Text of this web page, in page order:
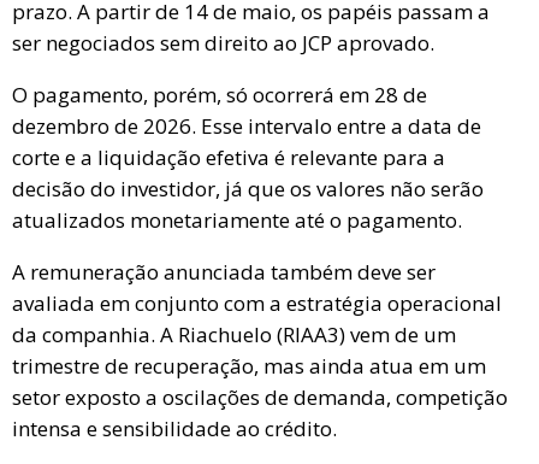
prazo. A partir de 14 de maio, os papéis passam a
ser negociados sem direito ao JCP aprovado.
O pagamento, porém, só ocorrerá em 28 de
dezembro de 2026. Esse intervalo entre a data de
corte e a liquidação efetiva é relevante para a
decisão do investidor, já que os valores não serão
atualizados monetariamente até o pagamento.
A remuneração anunciada também deve ser
avaliada em conjunto com a estratégia operacional
da companhia. A Riachuelo (RIAA3) vem de um
trimestre de recuperação, mas ainda atua em um
setor exposto a oscilações de demanda, competição
intensa e sensibilidade ao crédito.